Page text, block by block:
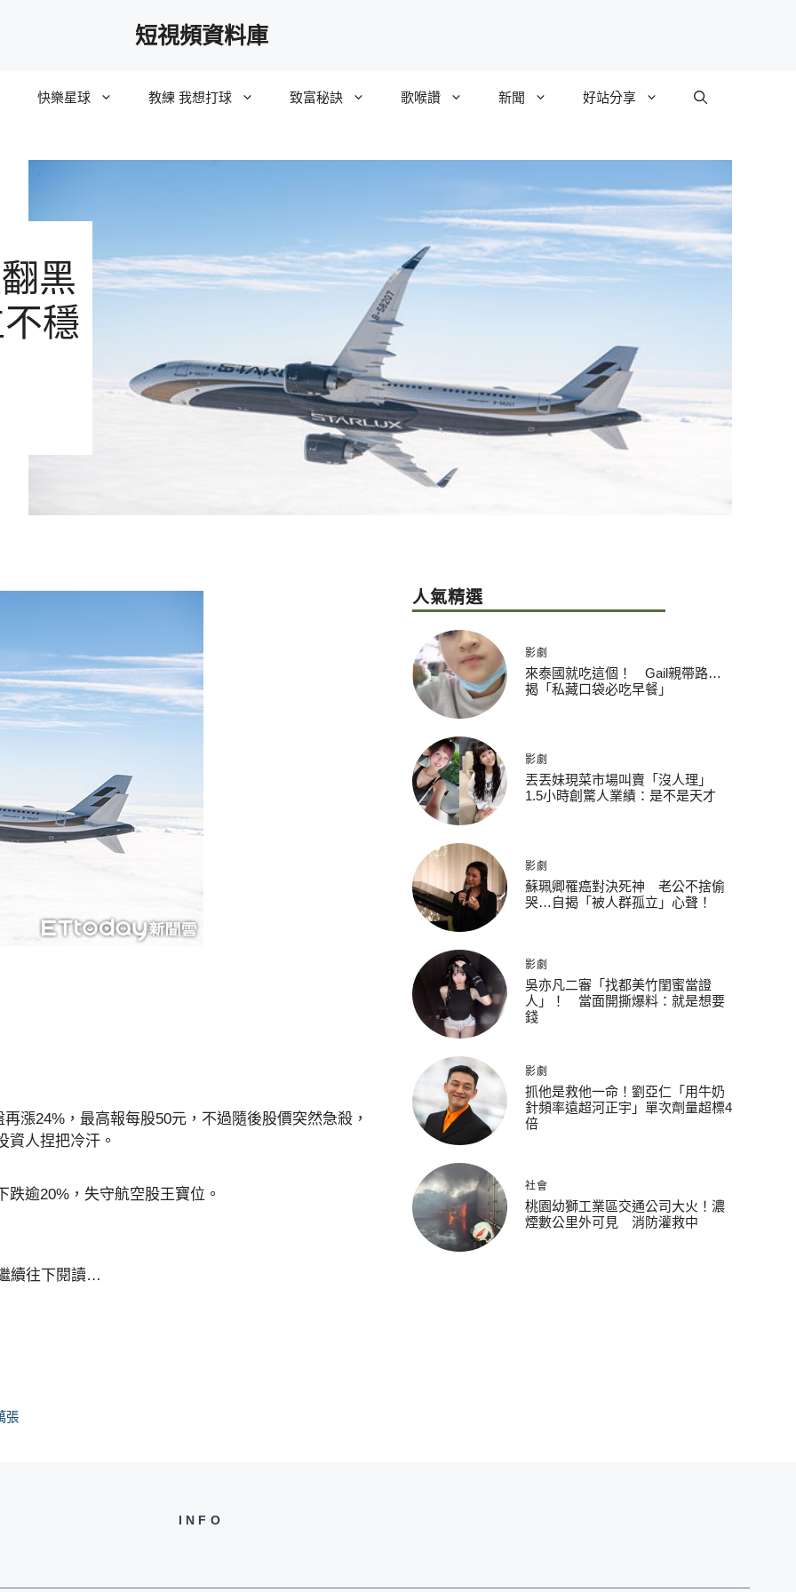
短視頻資料庫
快樂星球 教練 我想打球 致富秘訣 歌喉讚 新聞 好站分享
黑
穩
漲24%，最高報每股50元，不過隨後股價突然急殺，
資人捏把冷汗。
逾20%，失守航空股王寶位。
續往下閱讀…
張
人氣精選
影劇
來泰國就吃這個！ Gail親帶路…
揭「私藏口袋必吃早餐」
影劇
丟丟妹現菜市場叫賣「沒人理」
1.5小時創驚人業績：是不是天才
影劇
蘇珮卿罹癌對決死神 老公不捨偷
哭…自揭「被人群孤立」心聲！
影劇
吳亦凡二審「找都美竹閨蜜當證
人」！ 當面開撕爆料：就是想要
錢
影劇
抓他是救他一命！劉亞仁「用牛奶
針頻率遠超河正宇」單次劑量超標4
倍
社會
桃園幼獅工業區交通公司大火！濃
煙數公里外可見 消防灌救中
INFO